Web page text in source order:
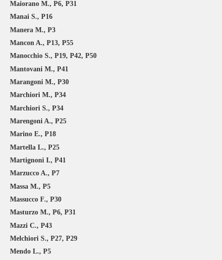
Maiorano M., P6, P31
Manai S., P16
Manera M., P3
Mancon A., P13, P55
Manocchio S., P19, P42, P50
Mantovani M., P41
Marangoni M., P30
Marchiori M., P34
Marchiori S., P34
Marengoni A., P25
Marino E., P18
Martella L., P25
Martignoni I., P41
Marzucco A., P7
Massa M., P5
Massucco F., P30
Masturzo M., P6, P31
Mazzi C., P43
Melchiori S., P27, P29
Mendo L., P5